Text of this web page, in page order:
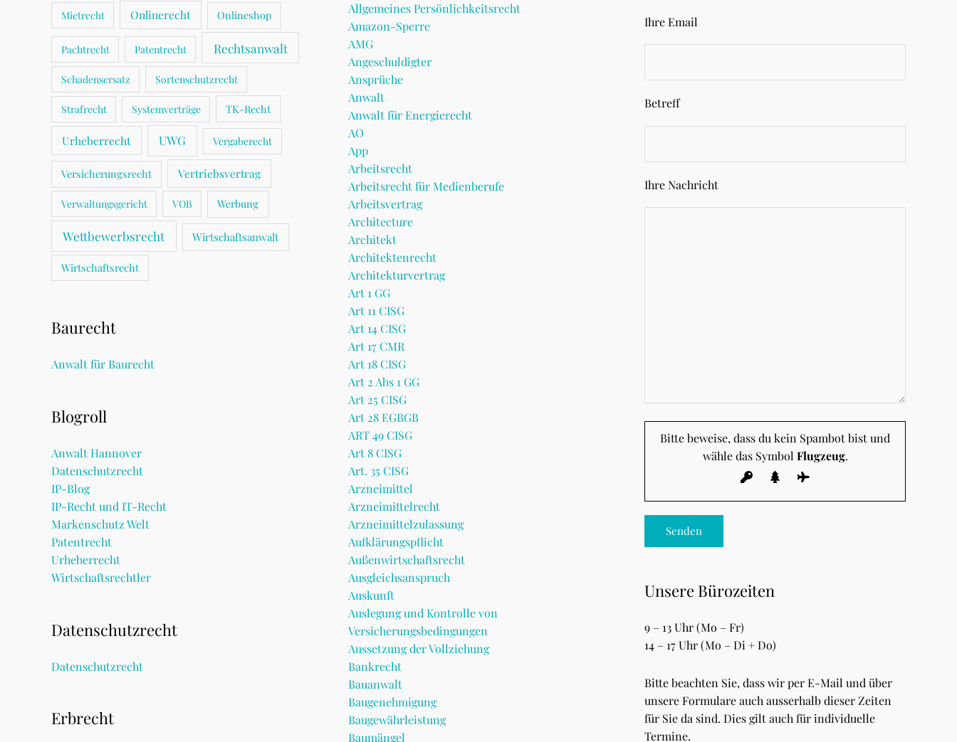
Mietrecht Onlinerecht Onlineshop
Pachtrecht Patentrecht Rechtsanwalt
Schadensersatz Sortenschutzrecht
Strafrecht Systemverträge TK-Recht
Urheberrecht UWG Vergaberecht
Versicherungsrecht Vertriebsvertrag
Verwaltungsgericht VOB Werbung
Wettbewerbsrecht Wirtschaftsanwalt
Wirtschaftsrecht
Baurecht
Anwalt für Baurecht
Blogroll
Anwalt Hannover
Datenschutzrecht
IP-Blog
IP-Recht und IT-Recht
Markenschutz Welt
Patentrecht
Urheberrecht
Wirtschaftsrechtler
Datenschutzrecht
Datenschutzrecht
Erbrecht
Allgemeines Persönlichkeitsrecht
Amazon-Sperre
AMG
Angeschuldigter
Ansprüche
Anwalt
Anwalt für Energierecht
AO
App
Arbeitsrecht
Arbeitsrecht für Medienberufe
Arbeitsvertrag
Architecture
Architekt
Architektenrecht
Architekturvertrag
Art 1 GG
Art 11 CISG
Art 14 CISG
Art 17 CMR
Art 18 CISG
Art 2 Abs 1 GG
Art 25 CISG
Art 28 EGBGB
ART 49 CISG
Art 8 CISG
Art. 35 CISG
Arzneimittel
Arzneimittelrecht
Arzneimittelzulassung
Aufklärungspflicht
Außenwirtschaftsrecht
Ausgleichsanspruch
Auskunft
Auslegung und Kontrolle von
Versicherungsbedingungen
Aussetzung der Vollziehung
Bankrecht
Bauanwalt
Baugenehmigung
Baugewährleistung
Baumängel
Ihre Email
Betreff
Ihre Nachricht
Bitte beweise, dass du kein Spambot bist und
wähle das Symbol Flugzeug.
Unsere Bürozeiten
9 – 13 Uhr (Mo – Fr)
14 – 17 Uhr (Mo – Di + Do)
Bitte beachten Sie, dass wir per E-Mail und über
unsere Formulare auch ausserhalb dieser Zeiten
für Sie da sind. Dies gilt auch für individuelle
Termine.